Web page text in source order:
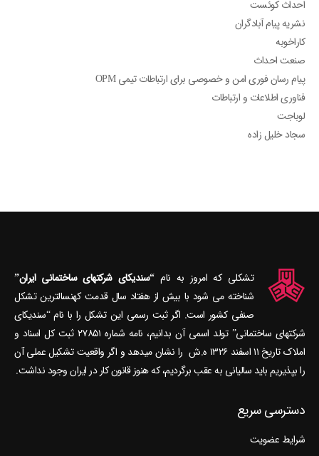
احداث کوئست
نشریه پیام آبادگران
کاراخوبه
صنعت احداث
پیام رسان فوری امن و خصوصی برای ارتباطات تیمی OPM
فناوری اطلاعات و ارتباطات
لوباجت
سجاد خلیل زاده
تشکلی که امروز به نام“سندیکای شرکتهای ساختمانی ایران”
شناخته می‎ شود با بیش از هفتاد سال قدمت کهنسال‎ترین تشکل
صنفی کشور است. اگر ثبت رسمی این تشکل را با نام “سندیکای
شرکتهای ساختمانی” تولد اسمی آن بدانیم، نامه شماره ۲۷۸۵۱ ثبت کل اسناد و
املاک تاریخ ۱۱ اسفند ۱۳۲۶ ه.ش را نشان می‎دهد و اگر واقعیت تشکیل عملی آن
را بپذیریم باید سالیانی به عقب برگردیم، که هنوز قانون کار در ایران وجود نداشت.
دسترسی سریع
شرایط عضویت